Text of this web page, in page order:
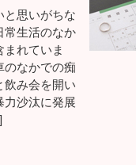
と思いがちな
常生活のなか
まれていま
のなかでの痴
飲み会を開い
力沙汰に発展